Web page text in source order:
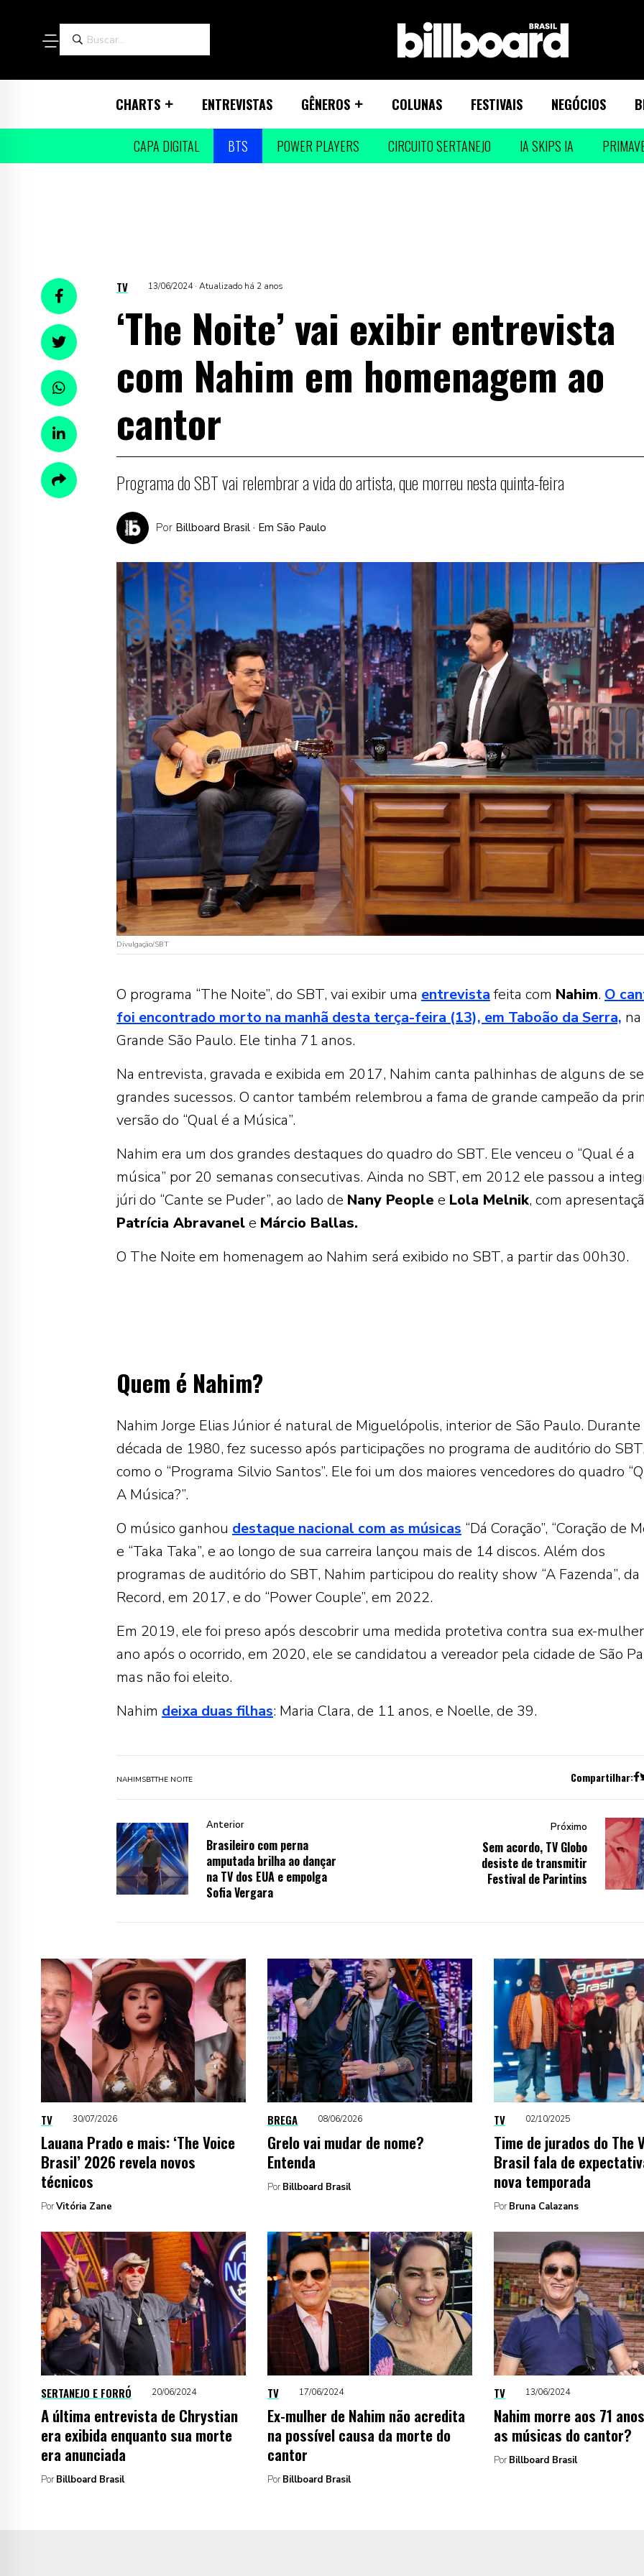
CHARTS ENTREVISTAS GÊNEROS COLUNAS FESTIVAIS NEGÓCIOS
CAPA DIGITAL BTS POWER PLAYERS CIRCUITO SERTANEJO IA SKIPS IA
TV 13/06/2024 · Atualizado há 2 anos
‘The Noite’ vai exibir entrevista
com Nahim em homenagem ao
cantor
Programa do SBT vai relembrar a vida do artista, que morreu nesta quinta-feira
Por Billboard Brasil · Em São Paulo
Divulgação/SBT
O programa “The Noite”, do SBT, vai exibir uma entrevistafeita com Nahim. O
foi encontrado morto na manhã desta terça-feira (13), em Taboão da Serra, na
Grande São Paulo. Ele tinha 71 anos.
Na entrevista, gravada e exibida em 2017, Nahim canta palhinhas de alguns de
grandes sucessos. O cantor também relembrou a fama de grande campeão da
versão do “Qual é a Música”.
Nahim era um dos grandes destaques do quadro do SBT. Ele venceu o “Qual é a
música” por 20 semanas consecutivas. Ainda no SBT, em 2012 ele passou a
júri do “Cante se Puder”, ao lado de Nany People e Lola Melnik, com
Patrícia Abravanele Márcio Ballas.
O The Noite em homenagem ao Nahim será exibido no SBT, a partir das 00h30.
Quem é Nahim?
Nahim Jorge Elias Júnior é natural de Miguelópolis, interior de São Paulo. Durante
década de 1980, fez sucesso após participações no programa de auditório do SBT,
como o “Programa Silvio Santos”. Ele foi um dos maiores vencedores do quadro
A Música?”.
O músico ganhou destaque nacional com as músicas “Dá Coração”, “Coração de
e “Taka Taka”, e ao longo de sua carreira lançou mais de 14 discos. Além dos
programas de auditório do SBT, Nahim participou do reality show “A Fazenda”, da
Record, em 2017, e do “Power Couple”, em 2022.
Em 2019, ele foi preso após descobrir uma medida protetiva contra sua ex-
ano após o ocorrido, em 2020, ele se candidatou a vereador pela cidade de São
mas não foi eleito.
Nahim deixa duas filhas: Maria Clara, de 11 anos, e Noelle, de 39.
NAHIMSBTTHE NOITE Compartilhar:
Anterior
Brasileiro com perna
amputada brilha ao dançar
na TV dos EUA e empolga
Sofia Vergara
Próximo
Sem acordo, TV Globo
desiste de transmitir
Festival de Parintins
TV 30/07/2026
Lauana Prado e mais: ‘The Voice
Brasil’ 2026 revela novos
técnicos
PorVitória Zane
BREGA 08/06/2026
Grelo vai mudar de nome?
Entenda
Por Billboard Brasil
TV 02/10/2025
Time de jurados do The
Brasil fala de
nova temporada
Por Bruna Calazans
SERTANEJO E FORRÓ 20/06/2024
A última entrevista de Chrystian
era exibida enquanto sua morte
era anunciada
Por Billboard Brasil
TV 17/06/2024
Ex-mulher de Nahim não acredita
na possível causa da morte do
cantor
Por Billboard Brasil
TV 13/06/2024
Nahim morre aos 71
as músicas do cantor?
Por Billboard Brasil